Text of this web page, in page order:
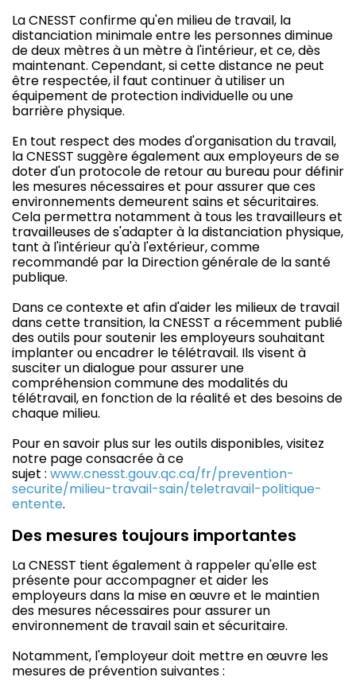
La CNESST confirme qu'en milieu de travail, la
distanciation minimale entre les personnes diminue
de deux mètres à un mètre à l'intérieur, et ce, dès
maintenant. Cependant, si cette distance ne peut
être respectée, il faut continuer à utiliser un
équipement de protection individuelle ou une
barrière physique.
En tout respect des modes d'organisation du travail,
la CNESST suggère également aux employeurs de se
doter d'un protocole de retour au bureau pour définir
les mesures nécessaires et pour assurer que ces
environnements demeurent sains et sécuritaires.
Cela permettra notamment à tous les travailleurs et
travailleuses de s'adapter à la distanciation physique,
tant à l'intérieur qu'à l'extérieur, comme
recommandé par la Direction générale de la santé
publique.
Dans ce contexte et afin d'aider les milieux de travail
dans cette transition, la CNESST a récemment publié
des outils pour soutenir les employeurs souhaitant
implanter ou encadrer le télétravail. Ils visent à
susciter un dialogue pour assurer une
compréhension commune des modalités du
télétravail, en fonction de la réalité et des besoins de
chaque milieu.
Pour en savoir plus sur les outils disponibles, visitez
notre page consacrée à ce
sujet : www.cnesst.gouv.qc.ca/fr/prevention-
securite/milieu-travail-sain/teletravail-politique-
entente.
Des mesures toujours importantes
La CNESST tient également à rappeler qu'elle est
présente pour accompagner et aider les
employeurs dans la mise en œuvre et le maintien
des mesures nécessaires pour assurer un
environnement de travail sain et sécuritaire.
Notamment, l'employeur doit mettre en œuvre les
mesures de prévention suivantes :